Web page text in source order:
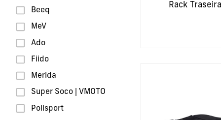
Motas Elétricas
Equivalentes a 125cc
Motas Elétricas Sem
Beeq
MeV
Ado
Fiido
Merida
Super Soco | VMOTO
Polisport
Rack Traseira